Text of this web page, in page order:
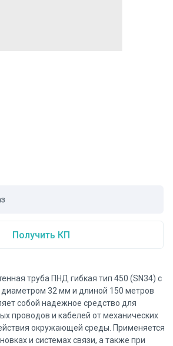
Получить КП
труба ПНД гибкая тип 450 (SN34) с
32 мм и длиной 150 метров
собой надежное средство для
проводов и кабелей от механических
окружающей среды. Применяется
и системах связи, а также при